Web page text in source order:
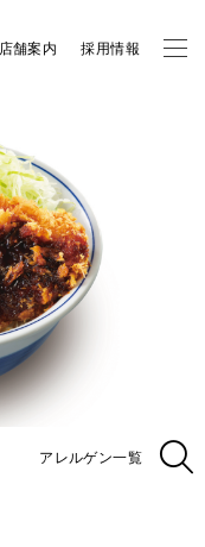
店舗案内 採用情報
アレルゲン一覧